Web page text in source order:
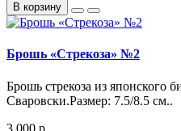
В корзину
Брошь «Стрекоза» №2
Брошь стрекоза из японского
Сваровски.Размер: 7.5/8.5 см..
3 000 р.